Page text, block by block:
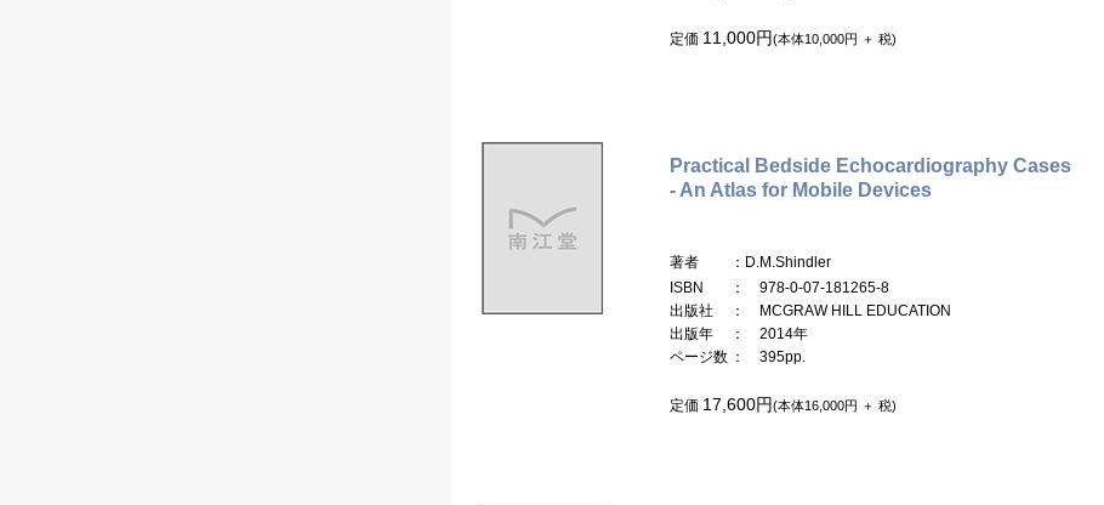
定価 11,000円(本体10,000円 ＋ 税)
Practical Bedside Echocardiography Cases
- An Atlas for Mobile Devices
著者
：D.M.Shindler
ISBN
： 978-0-07-181265-8
出版社
： MCGRAW HILL EDUCATION
出版年
： 2014年
ページ数 ： 395pp.
定価 17,600円(本体16,000円 ＋ 税)